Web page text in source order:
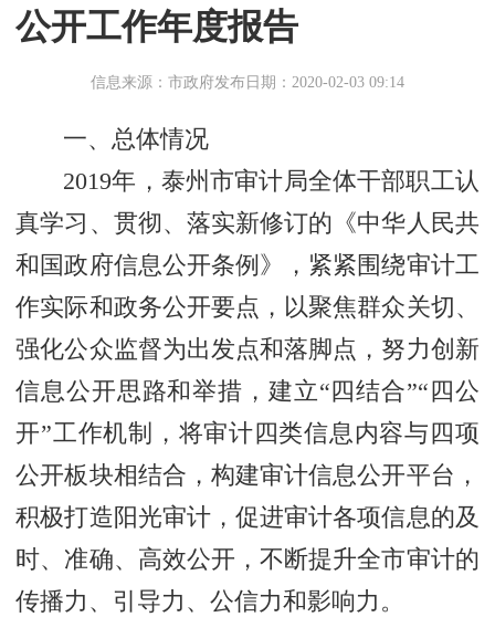
公开工作年度报告
信息来源：市政府发布日期：2020-02-03 09:14
一、总体情况
2019年，泰州市审计局全体干部职工认
真学习、贯彻、落实新修订的《中华人民共
和国政府信息公开条例》，紧紧围绕审计工
作实际和政务公开要点，以聚焦群众关切、
强化公众监督为出发点和落脚点，努力创新
信息公开思路和举措，建立“四结合”“四公
开”工作机制，将审计四类信息内容与四项
公开板块相结合，构建审计信息公开平台，
积极打造阳光审计，促进审计各项信息的及
时、准确、高效公开，不断提升全市审计的
传播力、引导力、公信力和影响力。